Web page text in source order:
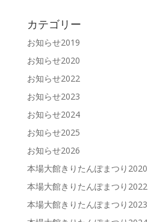
カテゴリー
お知らせ2019
お知らせ2020
お知らせ2022
お知らせ2023
お知らせ2024
お知らせ2025
お知らせ2026
本場大館きりたんぽまつり2020
本場大館きりたんぽまつり2022
本場大館きりたんぽまつり2023